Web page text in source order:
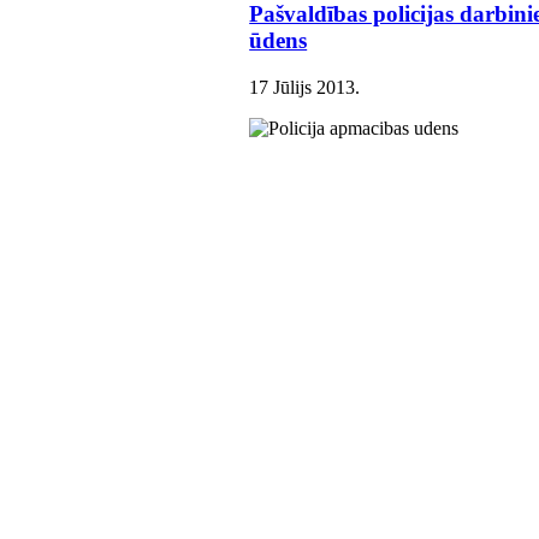
Pašvaldības policijas
ūdens
17 Jūlijs 2013.